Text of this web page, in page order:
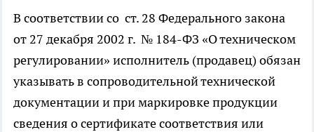
В соответствии со ст. 28 Федерального закона
от 27 декабря 2002 г. № 184-ФЗ «О техническом
регулировании» исполнитель (продавец) обязан
указывать в сопроводительной технической
документации и при маркировке продукции
сведения о сертификате соответствия или